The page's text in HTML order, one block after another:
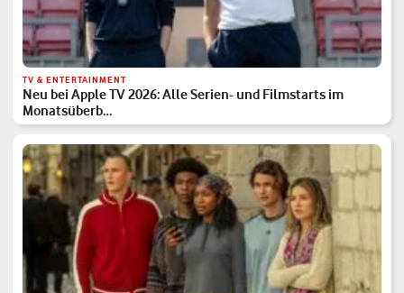
TV & ENTERTAINMENT
Neu bei Apple TV 2026: Alle Serien- und Filmstarts im
Monatsüberb…